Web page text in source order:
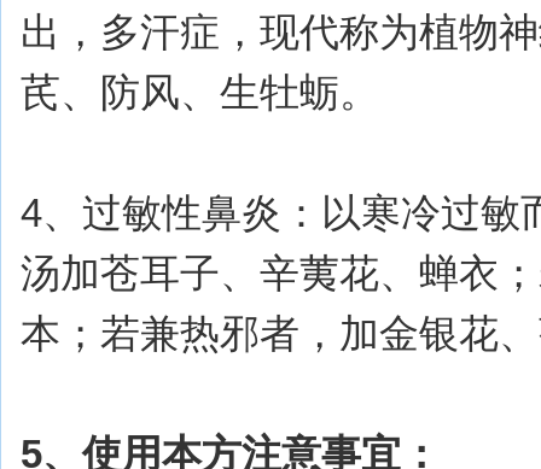
出，多汗症，现代称为植物
芪、防风、生牡蛎。
4、过敏性鼻炎：以寒冷过敏
汤加苍耳子、辛荑花、蝉衣
本；若兼热邪者，加金银花
5、使用本方注意事宜：